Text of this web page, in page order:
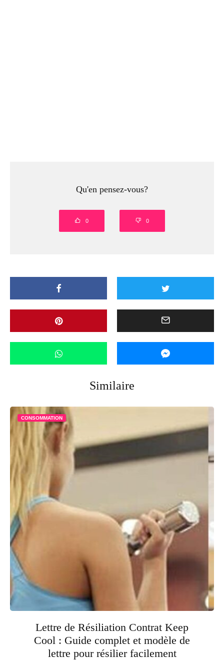
Qu'en pensez-vous?
0 0
Similaire
CONSOMMATION
Lettre de Résiliation Contrat Keep
Cool : Guide complet et modèle de
lettre pour résilier facilement